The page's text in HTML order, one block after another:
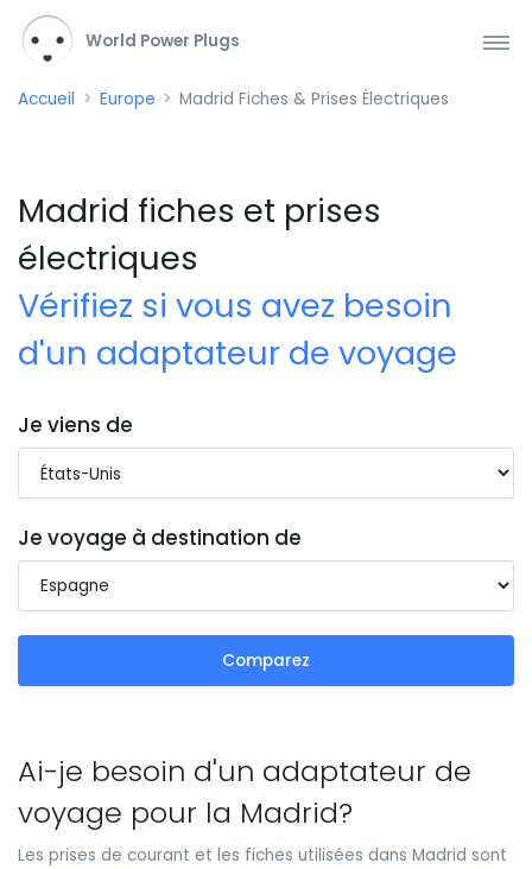
World Power Plugs
Accueil Europe Madrid Fiches & Prises Électriques
Madrid fiches et prises
électriques
Vérifiez si vous avez besoin
d'un adaptateur de voyage
Je viens de
Je voyage à destination de
Comparez
Ai-je besoin d'un adaptateur de
voyage pour la Madrid?
Les prises de courant et les fiches utilisées dans Madrid sont